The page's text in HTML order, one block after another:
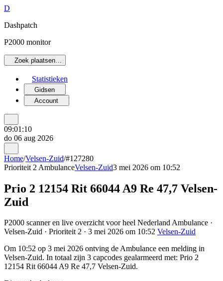
D
Dashpatch
P2000 monitor
Zoek plaatsen…
Statistieken
Gidsen
Account
09:01:10
do 06 aug 2026
Home/Velsen-Zuid/#127280
Prioriteit 2 AmbulanceVelsen-Zuid3 mei 2026 om 10:52
Prio 2 12154 Rit 66044 A9 Re 47,7 Velsen-
Zuid
P2000 scanner en live overzicht voor heel Nederland Ambulance ·
Velsen-Zuid · Prioriteit 2 · 3 mei 2026 om 10:52 Velsen-Zuid
Om 10:52 op 3 mei 2026 ontving de Ambulance een melding in
Velsen-Zuid. In totaal zijn 3 capcodes gealarmeerd met: Prio 2
12154 Rit 66044 A9 Re 47,7 Velsen-Zuid.